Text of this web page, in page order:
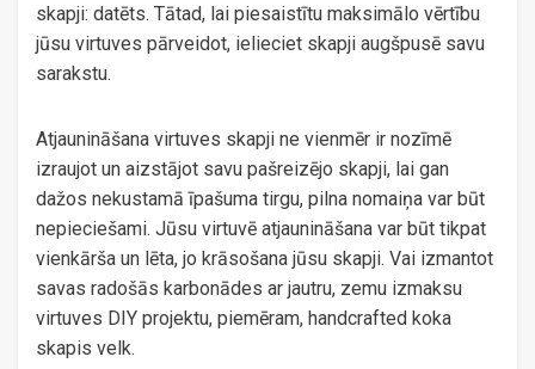
skapji: datēts. Tātad, lai piesaistītu maksimālo vērtību
jūsu virtuves pārveidot, ielieciet skapji augšpusē savu
sarakstu.
Atjaunināšana virtuves skapji ne vienmēr ir nozīmē
izraujot un aizstājot savu pašreizējo skapji, lai gan
dažos nekustamā īpašuma tirgu, pilna nomaiņa var būt
nepieciešami. Jūsu virtuvē atjaunināšana var būt tikpat
vienkārša un lēta, jo krāsošana jūsu skapji. Vai izmantot
savas radošās karbonādes ar jautru, zemu izmaksu
virtuves DIY projektu, piemēram, handcrafted koka
skapis velk.